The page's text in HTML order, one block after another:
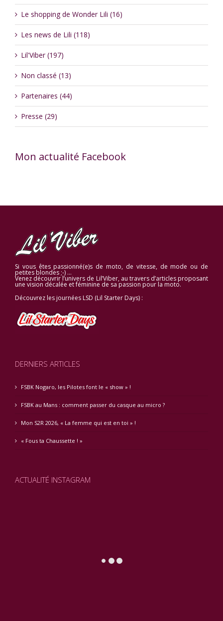
Le shopping de Wonder Lili (16)
Les news de Lili (118)
Lil'Viber (197)
Non classé (13)
Partenaires (44)
Presse (29)
Mon actualité Facebook
Si vous êtes passionné(e)s de moto, de vitesse, de mode ou de
petites blondes ;-) …
Venez découvrir l’univers de Lil’Viber, au travers d’articles proposant
une vision décalée et féminine de sa passion pour la moto.
Découvrez les journées LSD (Lil Starter Days) :
DERNIERS ARTICLES
FSBK Nogaro, les Pilotes font le « show » !
FSBK au Mans : comment passer du casque au micro ?
Mon S2R 2026, « La femme qui est en toi » !
« Fous ta Chaussette ! »
ACTUALITÉ INSTAGRAM